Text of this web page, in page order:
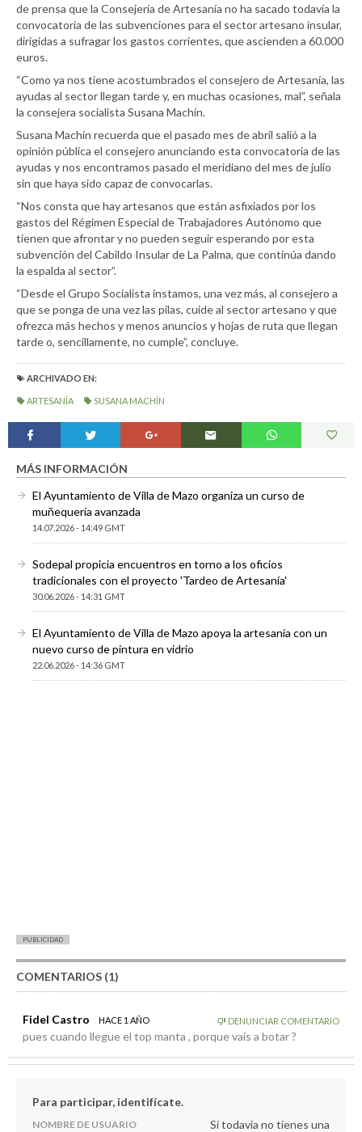
de prensa que la Consejería de Artesanía no ha sacado todavía la
convocatoria de las subvenciones para el sector artesano insular,
dirigidas a sufragar los gastos corrientes, que ascienden a 60.000
euros.
“Como ya nos tiene acostumbrados el consejero de Artesanía, las
ayudas al sector llegan tarde y, en muchas ocasiones, mal”, señala
la consejera socialista Susana Machín.
Susana Machín recuerda que el pasado mes de abril salió a la
opinión pública el consejero anunciando esta convocatoria de las
ayudas y nos encontramos pasado el meridiano del mes de julio
sin que haya sido capaz de convocarlas.
“Nos consta que hay artesanos que están asfixiados por los
gastos del Régimen Especial de Trabajadores Autónomo que
tienen que afrontar y no pueden seguir esperando por esta
subvención del Cabildo Insular de La Palma, que continúa dando
la espalda al sector”.
“Desde el Grupo Socialista instamos, una vez más, al consejero a
que se ponga de una vez las pilas, cuide al sector artesano y que
ofrezca más hechos y menos anuncios y hojas de ruta que llegan
tarde o, sencillamente, no cumple”, concluye.
ARCHIVADO EN:
ARTESANÍA SUSANA MACHÍN
MÁS INFORMACIÓN
El Ayuntamiento de Villa de Mazo organiza un curso de
muñequería avanzada
14.07.2026 - 14:49 GMT
Sodepal propicia encuentros en torno a los oficios
tradicionales con el proyecto 'Tardeo de Artesanía'
30.06.2026 - 14:31 GMT
El Ayuntamiento de Villa de Mazo apoya la artesanía con un
nuevo curso de pintura en vidrio
22.06.2026 - 14:36 GMT
PUBLICIDAD
COMENTARIOS (1)
Fidel Castro HACE 1 AÑO DENUNCIAR COMENTARIO
pues cuando llegue el top manta , porque vais a botar ?
Para participar, identifícate.
NOMBRE DE USUARIO
Si todavía no tienes una